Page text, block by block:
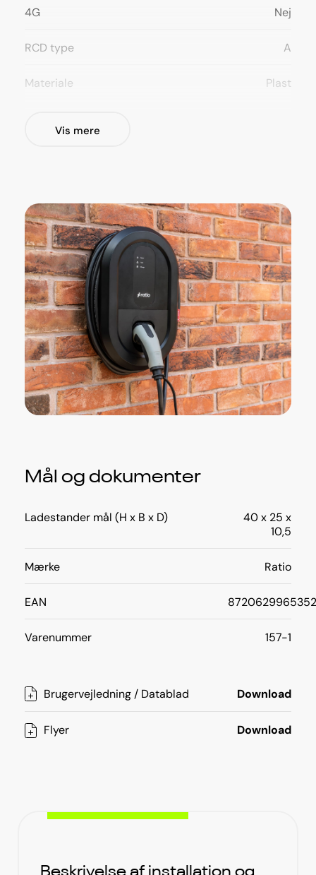
4G Nej
RCD type A
Materiale Plast
3 F
Vis mere
Mål og dokumenter
Ladestander mål (H x B x D)
40 x 25 x
10,5
Mærke Ratio
EAN 8720629965352
Varenummer 157-1
Brugervejledning / Datablad Download
Flyer Download